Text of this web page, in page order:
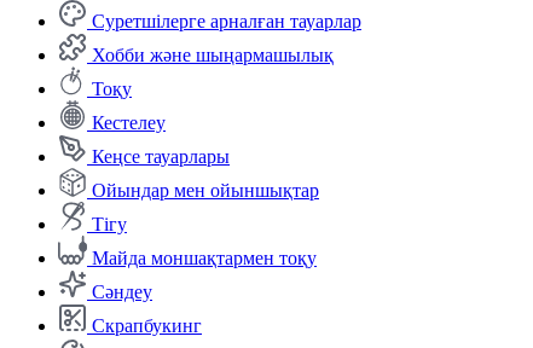
Суретшілерге арналған тауарлар
Хобби және шыңармашылық
Тоқу
Кестелеу
Кеңсе тауарлары
Ойындар мен ойыншықтар
Тігу
Майда моншақтармен тоқу
Сәндеу
Скрапбукинг